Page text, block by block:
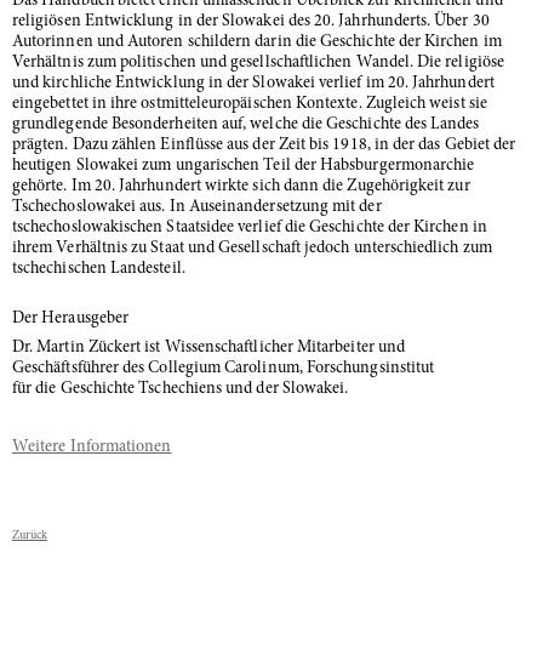
religiösen Entwicklung in der Slowakei des 20. Jahrhunderts. Über 30
Autorinnen und Autoren schildern darin die Geschichte der Kirchen im
Verhältnis zum politischen und gesellschaftlichen Wandel. Die religiöse
und kirchliche Entwicklung in der Slowakei verlief im 20. Jahrhundert
eingebettet in ihre ostmitteleuropäischen Kontexte. Zugleich weist sie
grundlegende Besonderheiten auf, welche die Geschichte des Landes
prägten. Dazu zählen Einflüsse aus der Zeit bis 1918, in der das Gebiet der
heutigen Slowakei zum ungarischen Teil der Habsburgermonarchie
gehörte. Im 20. Jahrhundert wirkte sich dann die Zugehörigkeit zur
Tschechoslowakei aus. In Auseinandersetzung mit der
tschechoslowakischen Staatsidee verlief die Geschichte der Kirchen in
ihrem Verhältnis zu Staat und Gesellschaft jedoch unterschiedlich zum
tschechischen Landesteil.
Der Herausgeber
Dr. Martin Zückert ist Wissenschaftlicher Mitarbeiter und
Geschäftsführer des Collegium Carolinum, Forschungsinstitut
für die Geschichte Tschechiens und der Slowakei.
Weitere Informationen
Zurück